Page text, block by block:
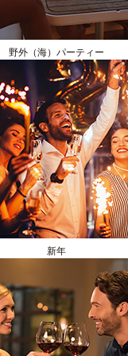
野外（海）パーティー
新年